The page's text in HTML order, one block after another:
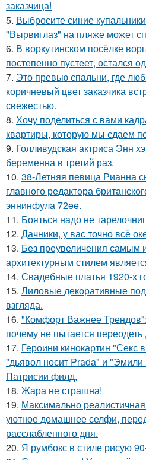
заказчица!
5. Выбросите синие
"Вырвиглаз" на пляже может
6. В воркутинском посёлке
постепенно пустеет, остался
7. Это превью спальни, где
коричневый цвет заказчика
свежестью.
8. Хочу поделиться с вами
квартиры, которую мы сдаем
9. Голливудская актриса Энн
беременна в третий раз.
10. 38-Летняя певица Рианна
главного редактора
эннинфула 72ee.
11. Бояться надо не
12. Дачники, у вас точно всё
13. Без преувеличения самым
архитектурным стилем
14. Свадебные платья 1920-х
15. Лиловые декоративные
взгляда.
16. "Комфорт Важнее
почему не пытается
17. Героини кинокартин "Секс
"дьявол носит Prada" и
Патрисии филд.
18. Жара не страшна!
19. Максимально
уютное домашнее селфи,
расслабленного дня.
20. Я румбокс в стиле рисую